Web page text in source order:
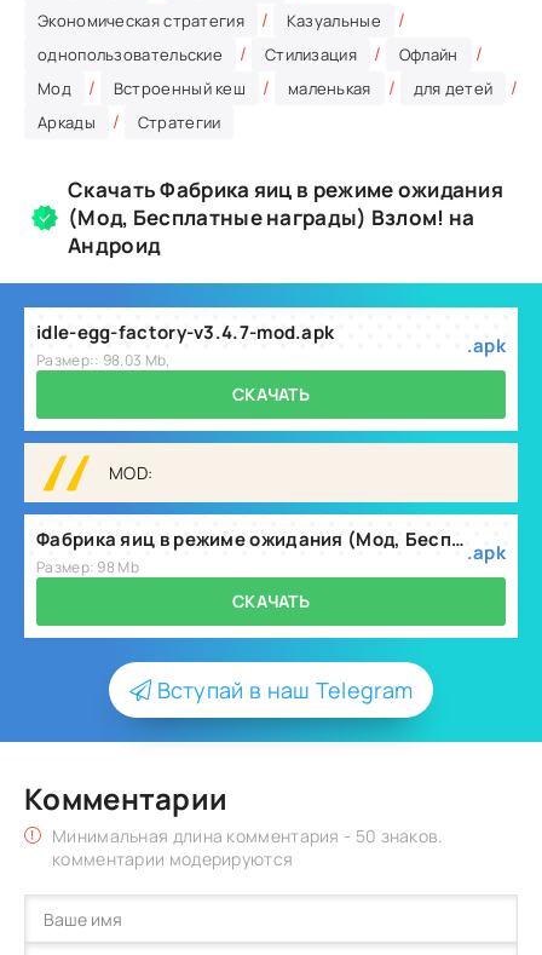
Экономическая стратегия / Казуальные /
однопользовательские / Стилизация / Офлайн /
Мод / Встроенный кеш / маленькая / для детей /
Аркады / Стратегии
Скачать Фабрика яиц в режиме ожидания
(Мод, Бесплатные награды) Взлом! на
Андроид
idle-egg-factory-v3.4.7-mod.apk
Размер:: 98.03 Mb,
.apk
СКАЧАТЬ
MOD:
Фабрика яиц в режиме ожидания (Мод, Бесплатные награды) v3.5.7
Размер: 98 Mb
.apk
СКАЧАТЬ
Вступай в наш Telegram
Комментарии
Минимальная длина комментария - 50 знаков.
комментарии модерируются